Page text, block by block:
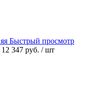
Быстрый просмотр
12 347 руб. / шт